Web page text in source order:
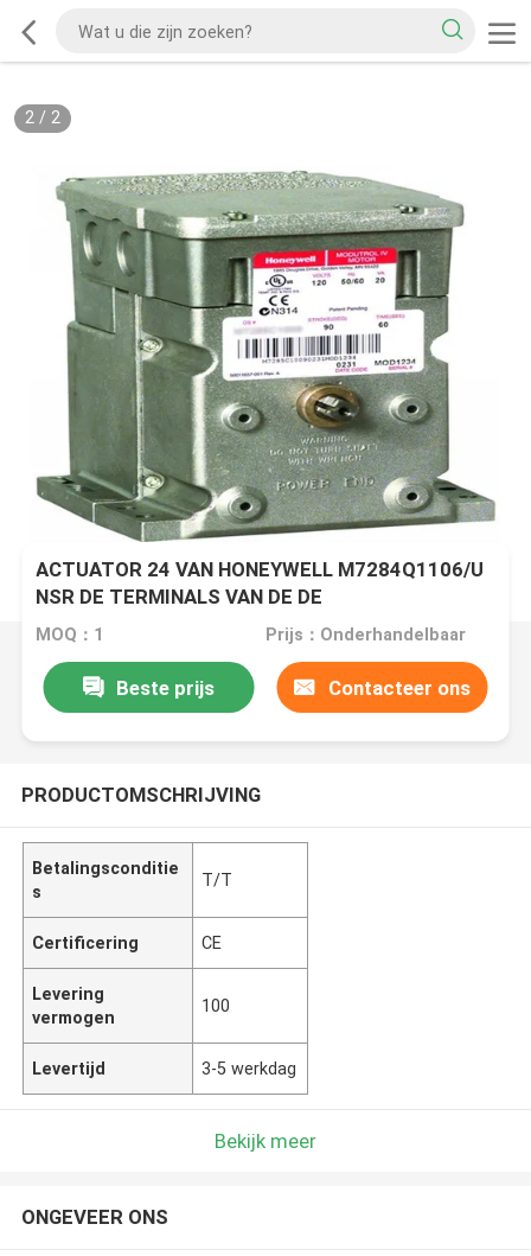
2/ 2
ACTUATOR 24 VAN HONEYWELL M7284Q1106/U
NSR DE TERMINALS VAN DE DE
SCHAKELAARSschroef VAN V 50/60 HERZ 2 AUX
MOQ：1 Prijs：Onderhandelbaar
Beste prijs Contacteer ons
PRODUCTOMSCHRIJVING
Betalingsconditie
s
T/T
Certificering CE
Levering
vermogen
100
Levertijd 3-5 werkdag
Bekijk meer
ONGEVEER ONS